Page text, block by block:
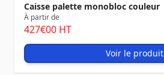
Caisse palette monobloc couleur
À partir de
427€00 HT
Voir le produit